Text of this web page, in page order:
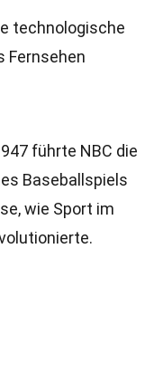
technologische
Fernsehen
führte NBC die
Baseballspiels
wie Sport im